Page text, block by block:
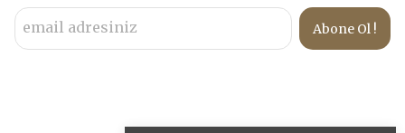
Abone Ol !